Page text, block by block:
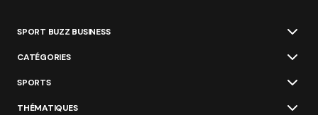
SPORT BUZZ BUSINESS
CATÉGORIES
SPORTS
THÉMATIQUES